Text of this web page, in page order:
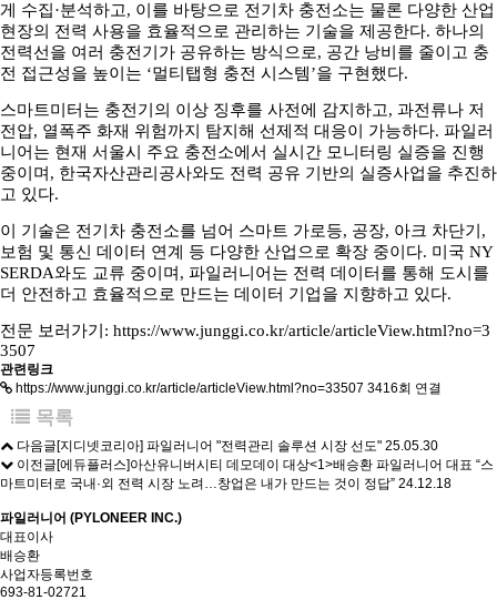
게 수집·분석하고, 이를 바탕으로 전기차 충전소는 물론 다양한 산업
현장의 전력 사용을 효율적으로 관리하는 기술을 제공한다. 하나의
전력선을 여러 충전기가 공유하는 방식으로, 공간 낭비를 줄이고 충
전 접근성을 높이는 ‘멀티탭형 충전 시스템’을 구현했다.
스마트미터는 충전기의 이상 징후를 사전에 감지하고, 과전류나 저
전압, 열폭주 화재 위험까지 탐지해 선제적 대응이 가능하다. 파일러
니어는 현재 서울시 주요 충전소에서 실시간 모니터링 실증을 진행
중이며, 한국자산관리공사와도 전력 공유 기반의 실증사업을 추진하
고 있다.
이 기술은 전기차 충전소를 넘어 스마트 가로등, 공장, 아크 차단기,
보험 및 통신 데이터 연계 등 다양한 산업으로 확장 중이다. 미국 NY
SERDA와도 교류 중이며, 파일러니어는 전력 데이터를 통해 도시를
더 안전하고 효율적으로 만드는 데이터 기업을 지향하고 있다.
전문 보러가기: https://www.junggi.co.kr/article/articleView.html?no=3
3507
관련링크
https://www.junggi.co.kr/article/articleView.html?no=33507 3416회 연결
목록
다음글[지디넷코리아] 파일러니어 "전력관리 솔루션 시장 선도" 25.05.30
이전글[에듀플러스]아산유니버시티 데모데이 대상<1>배승환 파일러니어 대표 “스
마트미터로 국내·외 전력 시장 노려…창업은 내가 만드는 것이 정답” 24.12.18
파일러니어 (PYLONEER INC.)
대표이사
배승환
사업자등록번호
693-81-02721